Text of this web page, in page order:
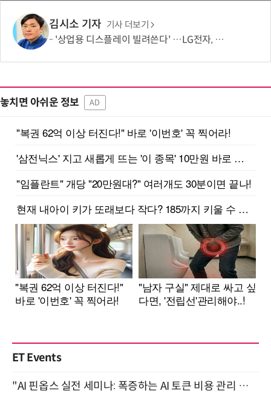
김시소 기자 기사 더보기
'상업용 디스플레이 빌려쓴다' …LG전자, 美 B2B 구독 시동
놓치면 아쉬운 정보 AD
ET Events
"AI 핀옵스 실전 세미나: 폭증하는 AI 토큰 비용 관리 전략" 8월 21일 개최